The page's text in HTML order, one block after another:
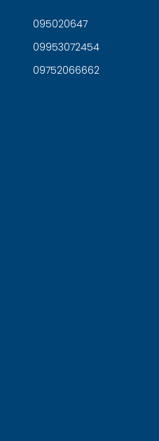
095020647
09953072454
09752066662